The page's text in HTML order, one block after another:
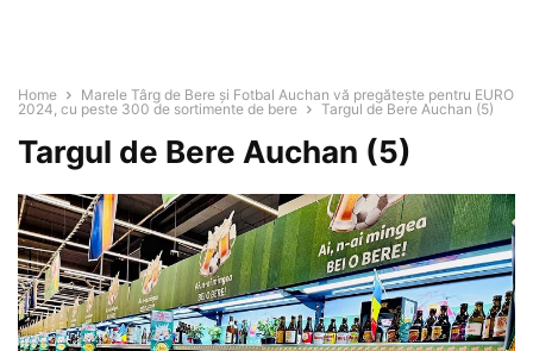
Home
Marele Târg de Bere şi Fotbal Auchan vă pregăteşte pentru EURO
2024, cu peste 300 de sortimente de bere
Targul de Bere Auchan (5)
Targul de Bere Auchan (5)